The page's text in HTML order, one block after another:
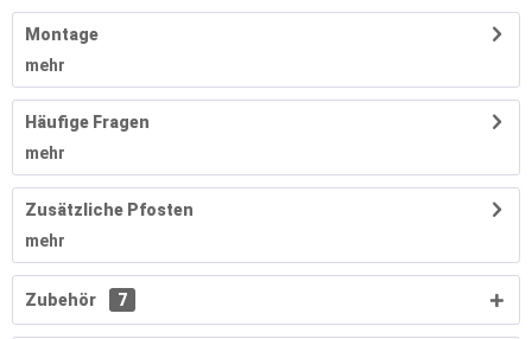
Montage
mehr
Häufige Fragen
mehr
Zusätzliche Pfosten
mehr
Zubehör 7